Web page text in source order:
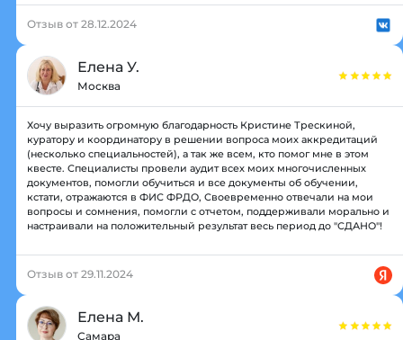
Отзыв от 28.12.2024
Елена У.
Москва
Хочу выразить огромную благодарность Кристине Трескиной,
куратору и координатору в решении вопроса моих аккредитаций
(несколько специальностей), а так же всем, кто помог мне в этом
квесте. Специалисты провели аудит всех моих многочисленных
документов, помогли обучиться и все документы об обучении,
кстати, отражаются в ФИС ФРДО, Своевременно отвечали на мои
вопросы и сомнения, помогли с отчетом, поддерживали морально и
настраивали на положительный результат весь период до "СДАНО"!
Отзыв от 29.11.2024
Елена М.
Самара